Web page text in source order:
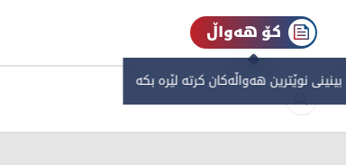
کۆ هەواڵ
نوێترین هەواڵەکان کرتە لێرە بکە